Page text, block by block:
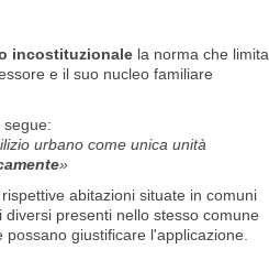
incostituzionalela norma che limita
e il suo nucleo familiare
urbano come unica unità
»
abitazioni situate in comuni
presenti nello stesso comune
giustificare l'applicazione.